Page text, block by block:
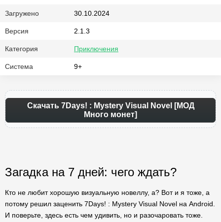
Загружено 30.10.2024
Версия 2.1.3
Категория Приключения
Система 9+
Скачать 7Days! : Mystery Visual Novel [МОД
Много монет]
Загадка на 7 дней: чего ждать?
Кто не любит хорошую визуальную новеллу, а? Вот и я тоже, а
потому решил заценить 7Days! : Mystery Visual Novel на Android.
И поверьте, здесь есть чем удивить, но и разочаровать тоже.